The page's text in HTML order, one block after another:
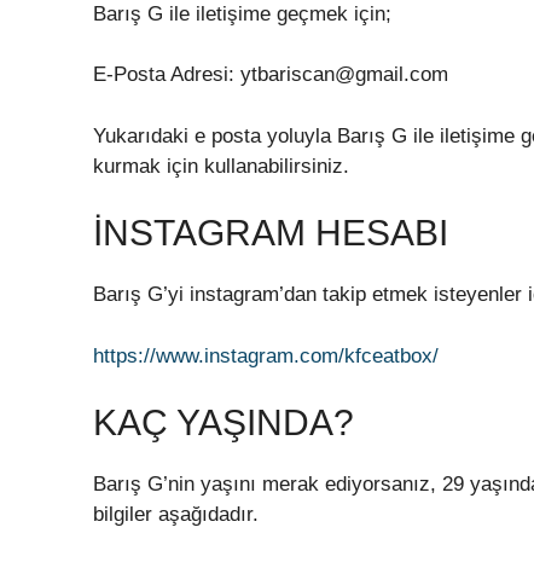
Barış G ile iletişime geçmek için;
E-Posta Adresi: ytbariscan@gmail.com
Yukarıdaki e posta yoluyla Barış G ile iletişime
kurmak için kullanabilirsiniz.
İNSTAGRAM HESABI
Barış G’yi instagram’dan takip etmek
https://www.instagram.com/kfceatbox/
KAÇ YAŞINDA?
Barış G’nin yaşını merak ediyorsanız, 29
bilgiler aşağıdadır.